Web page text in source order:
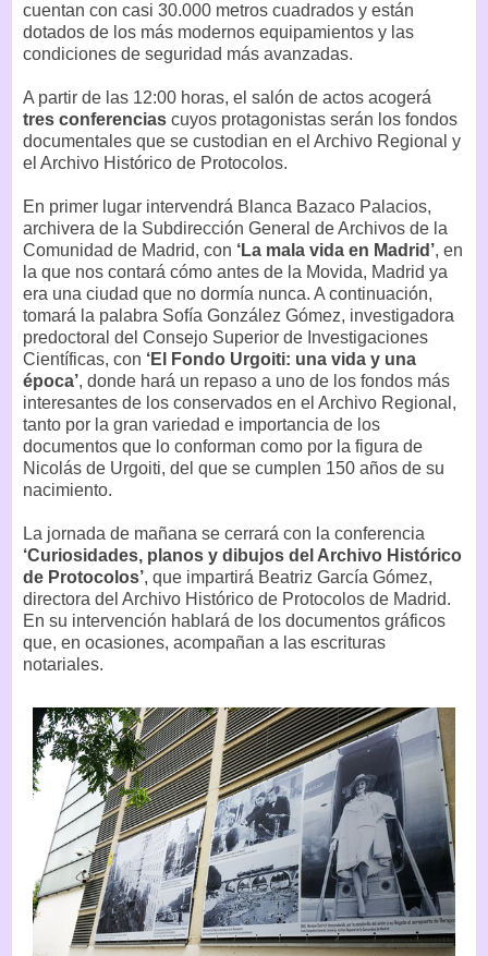
cuentan con casi 30.000 metros cuadrados y están
dotados de los más modernos equipamientos y las
condiciones de seguridad más avanzadas.
A partir de las 12:00 horas, el salón de actos acogerá
tres conferencias cuyos protagonistas serán los fondos
documentales que se custodian en el Archivo Regional y
el Archivo Histórico de Protocolos.
En primer lugar intervendrá Blanca Bazaco Palacios,
archivera de la Subdirección General de Archivos de la
Comunidad de Madrid, con ‘La mala vida en Madrid’, en
la que nos contará cómo antes de la Movida, Madrid ya
era una ciudad que no dormía nunca. A continuación,
tomará la palabra Sofía González Gómez, investigadora
predoctoral del Consejo Superior de Investigaciones
Científicas, con ‘El Fondo Urgoiti: una vida y una
época’, donde hará un repaso a uno de los fondos más
interesantes de los conservados en el Archivo Regional,
tanto por la gran variedad e importancia de los
documentos que lo conforman como por la figura de
Nicolás de Urgoiti, del que se cumplen 150 años de su
nacimiento.
La jornada de mañana se cerrará con la conferencia
‘Curiosidades, planos y dibujos del Archivo Histórico
de Protocolos’, que impartirá Beatriz García Gómez,
directora del Archivo Histórico de Protocolos de Madrid.
En su intervención hablará de los documentos gráficos
que, en ocasiones, acompañan a las escrituras
notariales.